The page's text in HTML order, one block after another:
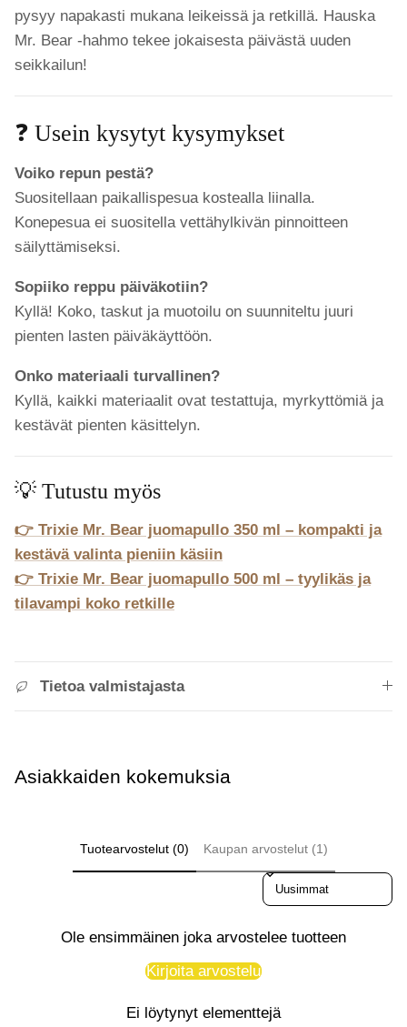
pysyy napakasti mukana leikeissä ja retkillä. Hauska
Mr. Bear -hahmo tekee jokaisesta päivästä uuden
seikkailun!
❓ Usein kysytyt kysymykset
Voiko repun pestä?
Suositellaan paikallispesua kostealla liinalla.
Konepesua ei suositella vettähylkivän pinnoitteen
säilyttämiseksi.
Sopiiko reppu päiväkotiin?
Kyllä! Koko, taskut ja muotoilu on suunniteltu juuri
pienten lasten päiväkäyttöön.
Onko materiaali turvallinen?
Kyllä, kaikki materiaalit ovat testattuja, myrkyttömiä ja
kestävät pienten käsittelyn.
💡 Tutustu myös
👉 Trixie Mr. Bear juomapullo 350 ml – kompakti ja
kestävä valinta pieniin käsiin
👉 Trixie Mr. Bear juomapullo 500 ml – tyylikäs ja
tilavampi koko retkille
Tietoa valmistajasta
Asiakkaiden kokemuksia
Tuotearvostelut (0) Kaupan arvostelut (1)
Sort reviews by
Ole ensimmäinen joka arvostelee tuotteen
Kirjoita arvostelu
Ei löytynyt elementtejä